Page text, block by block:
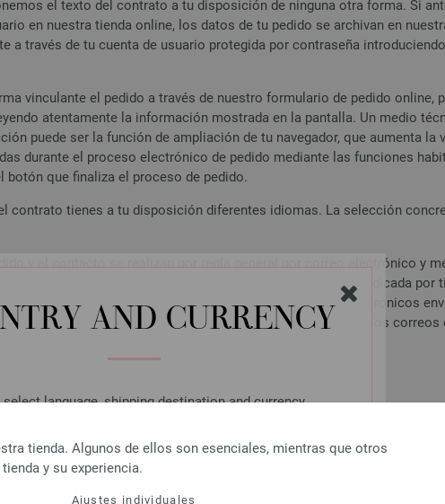
AND CURRENCY
select language, shipping destination and currency.
tienda. Algunos de ellos son esenciales, mientras que otros
y su experiencia.
Ajustes individuales
el texto del contrato a tu disposición de ninguna otra forma. Si
en nuestra tienda online, los datos de tu pedido se archivan en
a través de tu cuenta de usuario protegida por contraseña
vinculante el pedido a través de nuestro formulario de pedido online,
atentamente la información mostrada en la pantalla. Un medio
puede ser la función de ampliación de tu navegador, que aumenta la
durante el proceso electrónico de pedido mediante las funciones
botón que finaliza el proceso de pedido.
contrato tienes a tu disposición diferentes idiomas. La selección
y el contacto se realizan por regla general por correo electrónico y
asegurarte de que la dirección de correo electrónico indicada por
que puedan recibirse en dicha dirección los correos electrónicos
de spam, debes asegurarte de que puedan entregarse todos los
por nosotros de la tramitación del pedido.
en principio, derecho de desistimiento.
más detallada sobre el derecho de desistimiento en nuestra
& FORMULARIO DE DESISTIMIENTO - INICIO